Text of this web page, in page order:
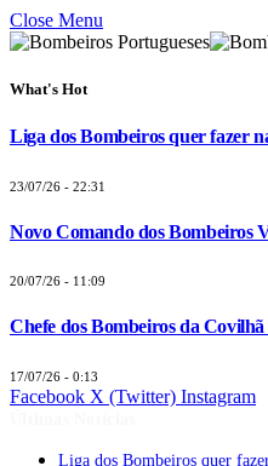
Close Menu
What's Hot
Liga dos Bombeiros quer fazer
23/07/26 - 22:31
Novo Comando dos Bombeiros
20/07/26 - 11:09
Chefe dos Bombeiros da
17/07/26 - 0:13
Facebook X (Twitter) Instagram
Liga dos Bombeiros quer